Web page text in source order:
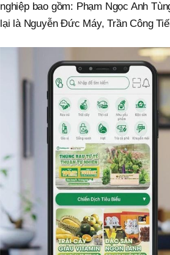
nghiệp bao gồm: Phạm Ngọc Anh
lại là Nguyễn Đức Máy, Trần Công